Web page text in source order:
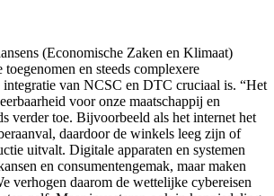
(Economische Zaken en Klimaat)
en steeds complexere
integratie van NCSC en DTC cruciaal is. “Het
voor onze maatschappij en
verder toe. Bijvoorbeeld als het internet het
daardoor de winkels leeg zijn of
uitvalt. Digitale apparaten en systemen
en consumentengemak, maar maken
verhogen daarom de wettelijke cybereisen